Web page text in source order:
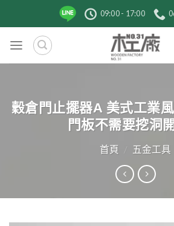
09:00 - 17:00
穀倉門止擺器A 美式工業
門板不需要挖洞
首頁 / 五金工具